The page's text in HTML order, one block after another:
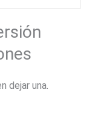
dejar una.